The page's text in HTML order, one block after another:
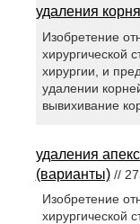
удаления
Изобретение
хирургической
хирургии, и
удалении
вывихивание
удаления
(варианты)//
Изобретение
хирургической